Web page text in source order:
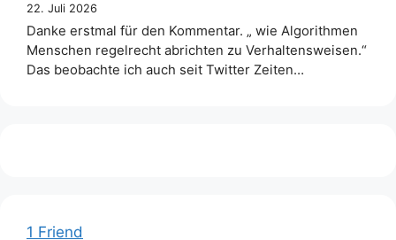
22. Juli 2026
Danke erstmal für den Kommentar. „ wie Algorithmen
Menschen regelrecht abrichten zu Verhaltensweisen.“
Das beobachte ich auch seit Twitter Zeiten…
1 Friend